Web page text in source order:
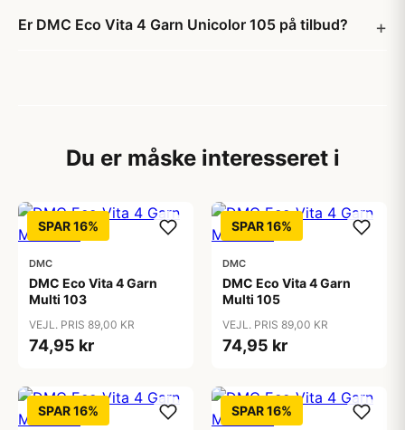
Er DMC Eco Vita 4 Garn Unicolor 105 på tilbud?
Du er måske interesseret i
SPAR 16%
DMC
DMC Eco Vita 4 Garn
Multi 103
VEJL. PRIS 89,00 KR
74,95 kr
SPAR 16%
DMC
DMC Eco Vita 4 Garn
Multi 105
VEJL. PRIS 89,00 KR
74,95 kr
SPAR 16% SPAR 16%